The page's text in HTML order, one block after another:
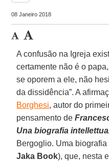
08 Janeiro 2018
A confusão na Igreja
certamente não é o
se oporem a ele, não
da dissidência”. A
Borghesi, autor do
pensamento de
Una biografia
Bergoglio. Uma
Jaka Book), que, nesta